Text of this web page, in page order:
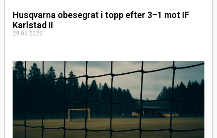
Husqvarna obesegrat i topp efter 3–1 mot IF
Karlstad II
29.06.2026